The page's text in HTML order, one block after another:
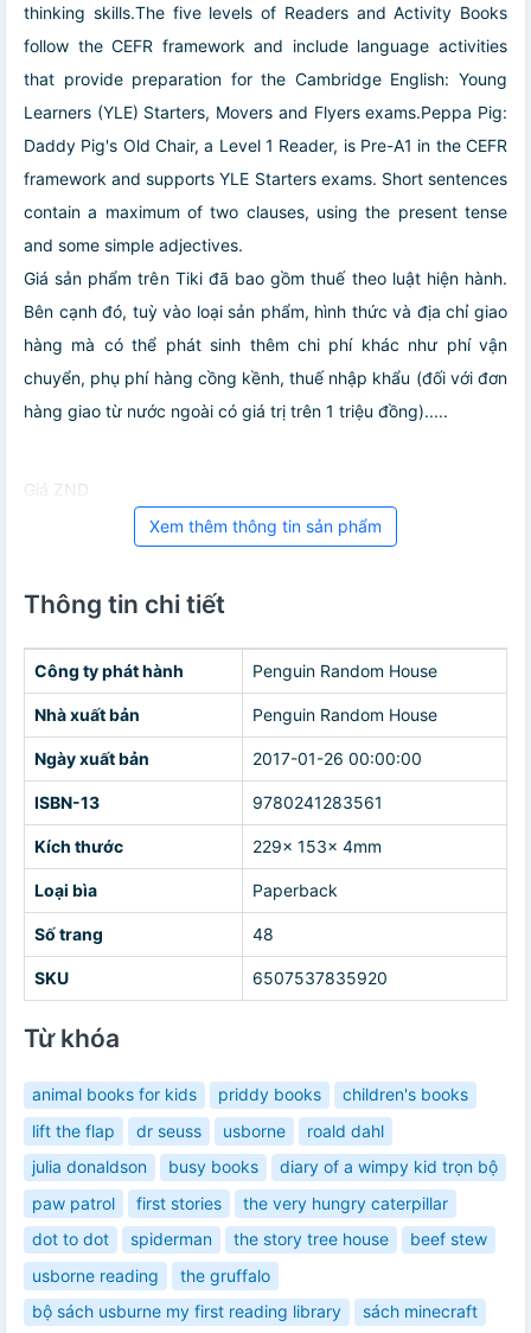
thinking skills.The five levels of Readers and Activity Books
follow the CEFR framework and include language activities
that provide preparation for the Cambridge English: Young
Learners (YLE) Starters, Movers and Flyers exams.Peppa Pig:
Daddy Pig's Old Chair, a Level 1 Reader, is Pre-A1 in the CEFR
framework and supports YLE Starters exams. Short sentences
contain a maximum of two clauses, using the present tense
and some simple adjectives.
Giá sản phẩm trên Tiki đã bao gồm thuế theo luật hiện hành.
Bên cạnh đó, tuỳ vào loại sản phẩm, hình thức và địa chỉ giao
hàng mà có thể phát sinh thêm chi phí khác như phí vận
chuyển, phụ phí hàng cồng kềnh, thuế nhập khẩu (đối với đơn
hàng giao từ nước ngoài có giá trị trên 1 triệu đồng).....
Giá ZND
Xem thêm thông tin sản phẩm
Thông tin chi tiết
Công ty phát hành Penguin Random House
Nhà xuất bản Penguin Random House
Ngày xuất bản 2017-01-26 00:00:00
ISBN-13 9780241283561
Kích thước 229x 153x 4mm
Loại bìa Paperback
Số trang 48
SKU 6507537835920
Từ khóa
animal books for kids priddy books
children's books
lift the flap
dr seuss usborne
roald dahl
julia donaldson
busy books
diary of a wimpy kid trọn bộ
paw patrol
first stories
the very hungry caterpillar
dot to dot
spiderman the story tree house
beef stew
usborne reading
the gruffalo
bộ sách usburne my first reading library
sách minecraft